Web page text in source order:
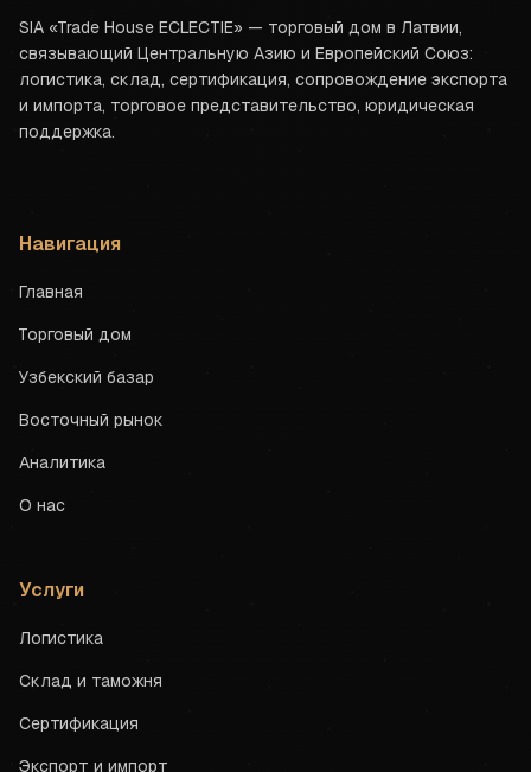
SIA «Trade House ECLECTIE» — торговый дом в Латвии,
связывающий Центральную Азию и Европейский Союз:
логистика, склад, сертификация, сопровождение экспорта
и импорта, торговое представительство, юридическая
поддержка.
Навигация
Главная
Торговый дом
Узбекский базар
Восточный рынок
Аналитика
О нас
Услуги
Логистика
Склад и таможня
Сертификация
Экспорт и импорт